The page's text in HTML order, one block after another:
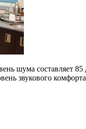
шума составляет
звукового